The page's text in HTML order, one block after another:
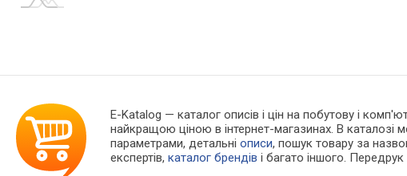
E-Katalog — каталог описів і цін на побутову і
найкращою ціною в інтернет-магазинах. В
параметрами, детальніописи, пошук товару за
експертів,каталог брендів і багато іншого.